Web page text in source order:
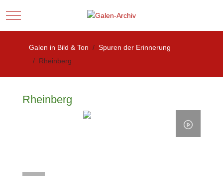
Mobile Menu Toggle
Galen in Bild & Ton
Spuren der Erinnerung
Rheinberg
Rheinberg